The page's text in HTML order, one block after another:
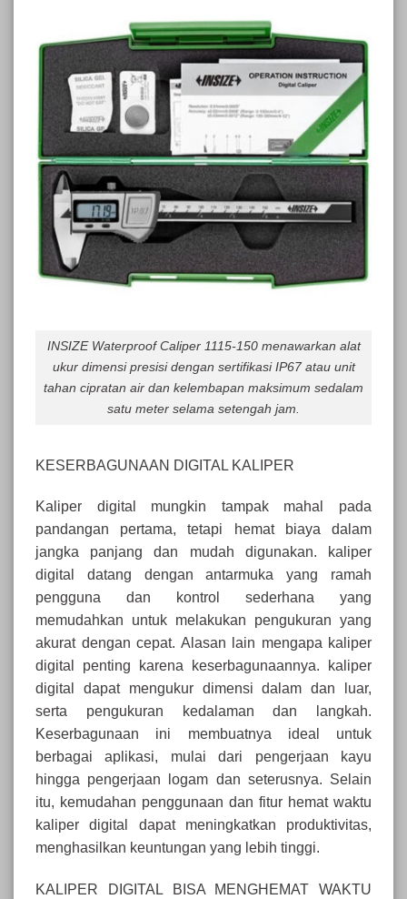
INSIZE Waterproof Caliper 1115-150 menawarkan alat
ukur dimensi presisi dengan sertifikasi IP67 atau unit
tahan cipratan air dan kelembapan maksimum sedalam
satu meter selama setengah jam.
KESERBAGUNAAN DIGITAL KALIPER
Kaliper digital mungkin tampak mahal pada
pandangan pertama, tetapi hemat biaya dalam
jangka panjang dan mudah digunakan. kaliper
digital datang dengan antarmuka yang ramah
pengguna dan kontrol sederhana yang
memudahkan untuk melakukan pengukuran yang
akurat dengan cepat. Alasan lain mengapa kaliper
digital penting karena keserbagunaannya. kaliper
digital dapat mengukur dimensi dalam dan luar,
serta pengukuran kedalaman dan langkah.
Keserbagunaan ini membuatnya ideal untuk
berbagai aplikasi, mulai dari pengerjaan kayu
hingga pengerjaan logam dan seterusnya. Selain
itu, kemudahan penggunaan dan fitur hemat waktu
kaliper digital dapat meningkatkan produktivitas,
menghasilkan keuntungan yang lebih tinggi.
KALIPER DIGITAL BISA MENGHEMAT WAKTU